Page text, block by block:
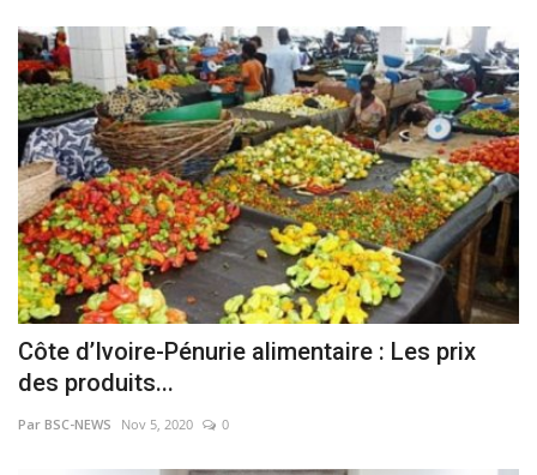
Côte d’Ivoire-Pénurie alimentaire : Les prix
des produits...
Par BSC-NEWS Nov 5, 2020 0